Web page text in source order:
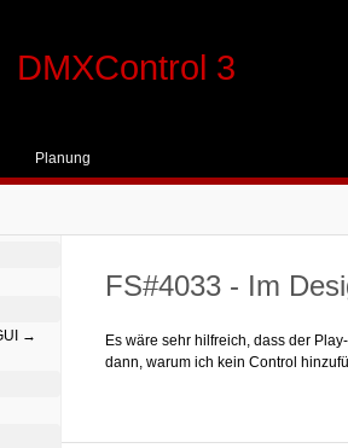
DMXControl 3
Planung
→
FS#4033 - Im
Es wäre sehr hilfreich, dass der
dann, warum ich kein Control